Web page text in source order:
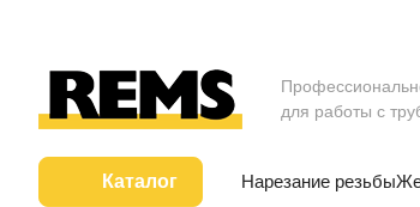
для работы с
Каталог Нарезание резьбы